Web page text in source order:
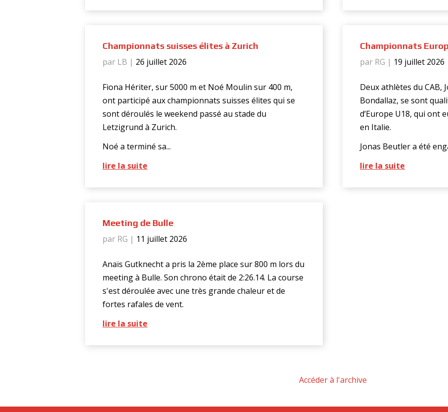
Championnats suisses élites à Zurich
par LB | 26 juillet 2026
Fiona Hériter, sur 5000 m et Noé Moulin sur 400 m,
ont participé aux championnats suisses élites qui se
sont déroulés le weekend passé au stade du
Letzigrund à Zurich.
Noé a terminé sa...
lire la suite
Championnats
par RG | 19 juillet 2026
Deux athlètes du CAB,
Bondallaz, se sont
d’Europe U18, qui ont
en Italie.
Jonas Beutler a été
lire la suite
Meeting de Bulle
par RG | 11 juillet 2026
Anaïs Gutknecht a pris la 2ème place sur 800 m lors du
meeting à Bulle. Son chrono était de 2:26.14. La course
s'est déroulée avec une très grande chaleur et de
fortes rafales de vent.
lire la suite
Accéder à l'archive